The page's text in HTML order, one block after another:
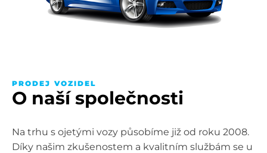
PRODEJ VOZIDEL
O naší společnosti
Na trhu s ojetými vozy působíme již od roku 2008.
Díky našim zkušenostem a kvalitním službám se u